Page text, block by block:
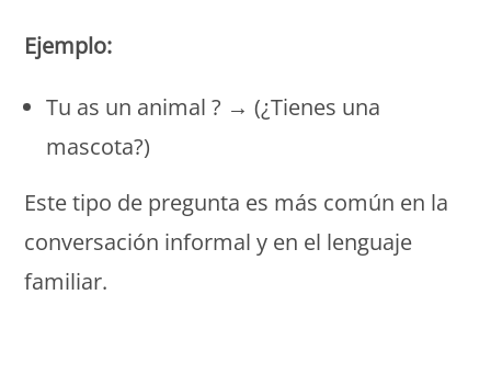
Ejemplo:
Tu as un animal ? → (¿Tienes una
mascota?)
Este tipo de pregunta es más común en la
conversación informal y en el lenguaje
familiar.